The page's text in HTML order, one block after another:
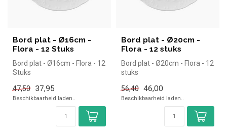
Bord plat - Ø16cm -
Flora - 12 Stuks
Bord plat - Ø16cm - Flora - 12
Stuks
47,50
37,95
Beschikbaarheid laden..
Bord plat - Ø20cm -
Flora - 12 stuks
Bord plat - Ø20cm - Flora - 12
stuks
56,40 46,00
Beschikbaarheid laden..